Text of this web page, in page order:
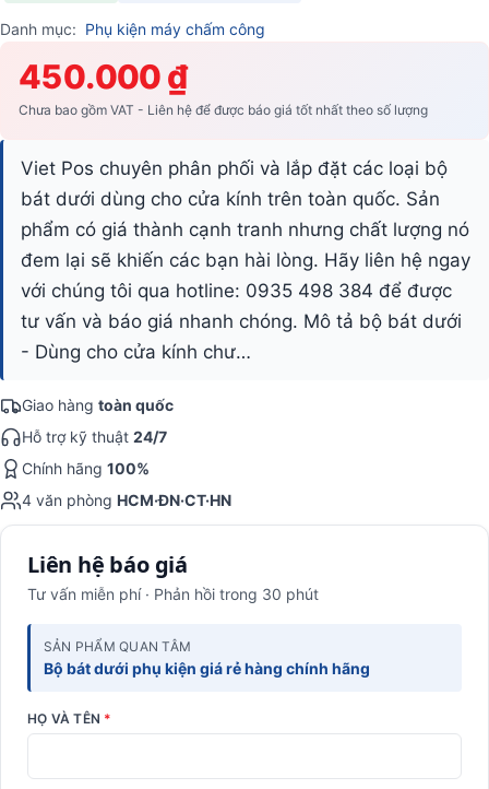
Danh mục: Phụ kiện máy chấm công
450.000 ₫
Chưa bao gồm VAT - Liên hệ để được báo giá tốt nhất theo số lượng
Viet Pos chuyên phân phối và lắp đặt các loại bộ
bát dưới dùng cho cửa kính trên toàn quốc. Sản
phẩm có giá thành cạnh tranh nhưng chất lượng nó
đem lại sẽ khiến các bạn hài lòng. Hãy liên hệ ngay
với chúng tôi qua hotline: 0935 498 384 để được
tư vấn và báo giá nhanh chóng. Mô tả bộ bát dưới
- Dùng cho cửa kính chư…
Giao hàng toàn quốc
Hỗ trợ kỹ thuật 24/7
Chính hãng 100%
4 văn phòng HCM·ĐN·CT·HN
Liên hệ báo giá
Tư vấn miễn phí · Phản hồi trong 30 phút
SẢN PHẨM QUAN TÂM
Bộ bát dưới phụ kiện giá rẻ hàng chính hãng
HỌ VÀ TÊN *